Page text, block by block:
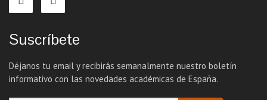
Suscríbete
Déjanos tu email y recibirás semanalmente nuestro boletín
informativo con las novedades académicas de España.